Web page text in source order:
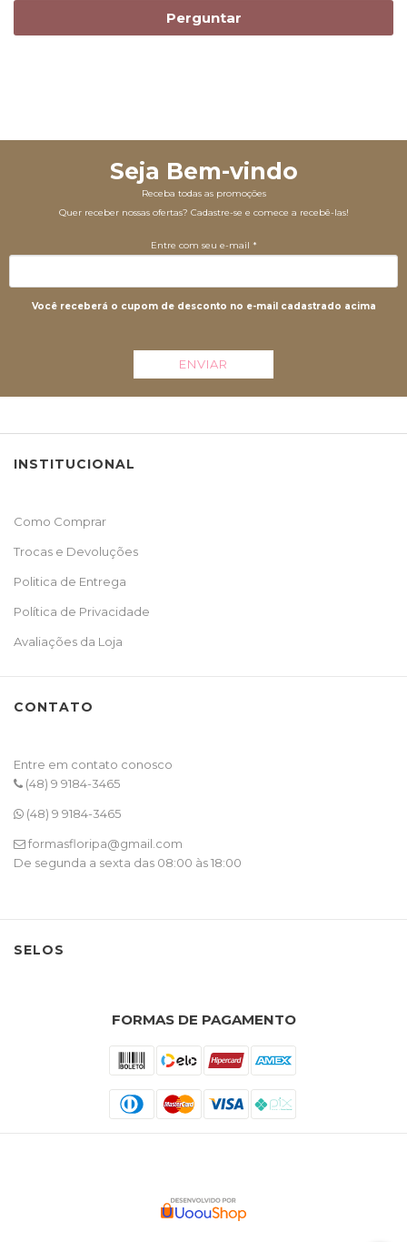
Perguntar
Seja Bem-vindo
Receba todas as promoções
Quer receber nossas ofertas? Cadastre-se e comece a recebê-las!
Entre com seu e-mail *
Você receberá o cupom de desconto no e-mail cadastrado acima
ENVIAR
INSTITUCIONAL
Como Comprar
Trocas e Devoluções
Politica de Entrega
Política de Privacidade
Avaliações da Loja
CONTATO
Entre em contato conosco
(48) 9 9184-3465
(48) 9 9184-3465
formasfloripa@gmail.com
De segunda a sexta das 08:00 às 18:00
SELOS
FORMAS DE PAGAMENTO